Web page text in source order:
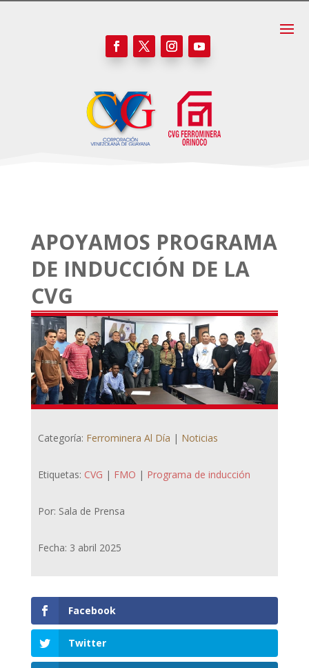
APOYAMOS PROGRAMA
DE INDUCCIÓN DE LA
CVG
Categoría: Ferrominera Al Día | Noticias
Etiquetas: CVG | FMO | Programa de inducción
Por: Sala de Prensa
Fecha: 3 abril 2025
Facebook
Twitter